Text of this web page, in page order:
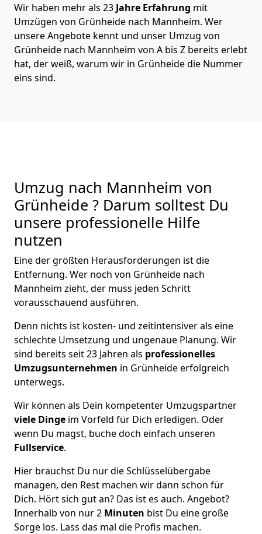
Wir haben mehr als 23 Jahre Erfahrung mit
Umzügen von Grünheide nach Mannheim. Wer
unsere Angebote kennt und unser Umzug von
Grünheide nach Mannheim von A bis Z bereits erlebt
hat, der weiß, warum wir in Grünheide die Nummer
eins sind.
Umzug nach Mannheim von
Grünheide ? Darum solltest Du
unsere professionelle Hilfe
nutzen
Eine der größten Herausforderungen ist die
Entfernung. Wer noch von Grünheide nach
Mannheim zieht, der muss jeden Schritt
vorausschauend ausführen.
Denn nichts ist kosten- und zeitintensiver als eine
schlechte Umsetzung und ungenaue Planung. Wir
sind bereits seit 23 Jahren als professionelles
Umzugsunternehmen in Grünheide erfolgreich
unterwegs.
Wir können als Dein kompetenter Umzugspartner
viele Dinge im Vorfeld für Dich erledigen. Oder
wenn Du magst, buche doch einfach unseren
Fullservice.
Hier brauchst Du nur die Schlüsselübergabe
managen, den Rest machen wir dann schon für
Dich. Hört sich gut an? Das ist es auch. Angebot?
Innerhalb von nur 2 Minuten bist Du eine große
Sorge los. Lass das mal die Profis machen.